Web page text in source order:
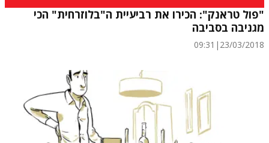
"פול טראנק": הכירו את רביעיית ה"בלוזרחית" הכי
מגניבה בסביבה
23/03/2018
|
09:31